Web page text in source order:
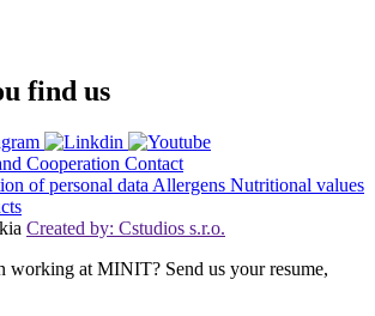
find us
Cooperation Contact
of personal data Allergens Nutritional values
Created by: Cstudios s.r.o.
working at MINIT? Send us your resume,